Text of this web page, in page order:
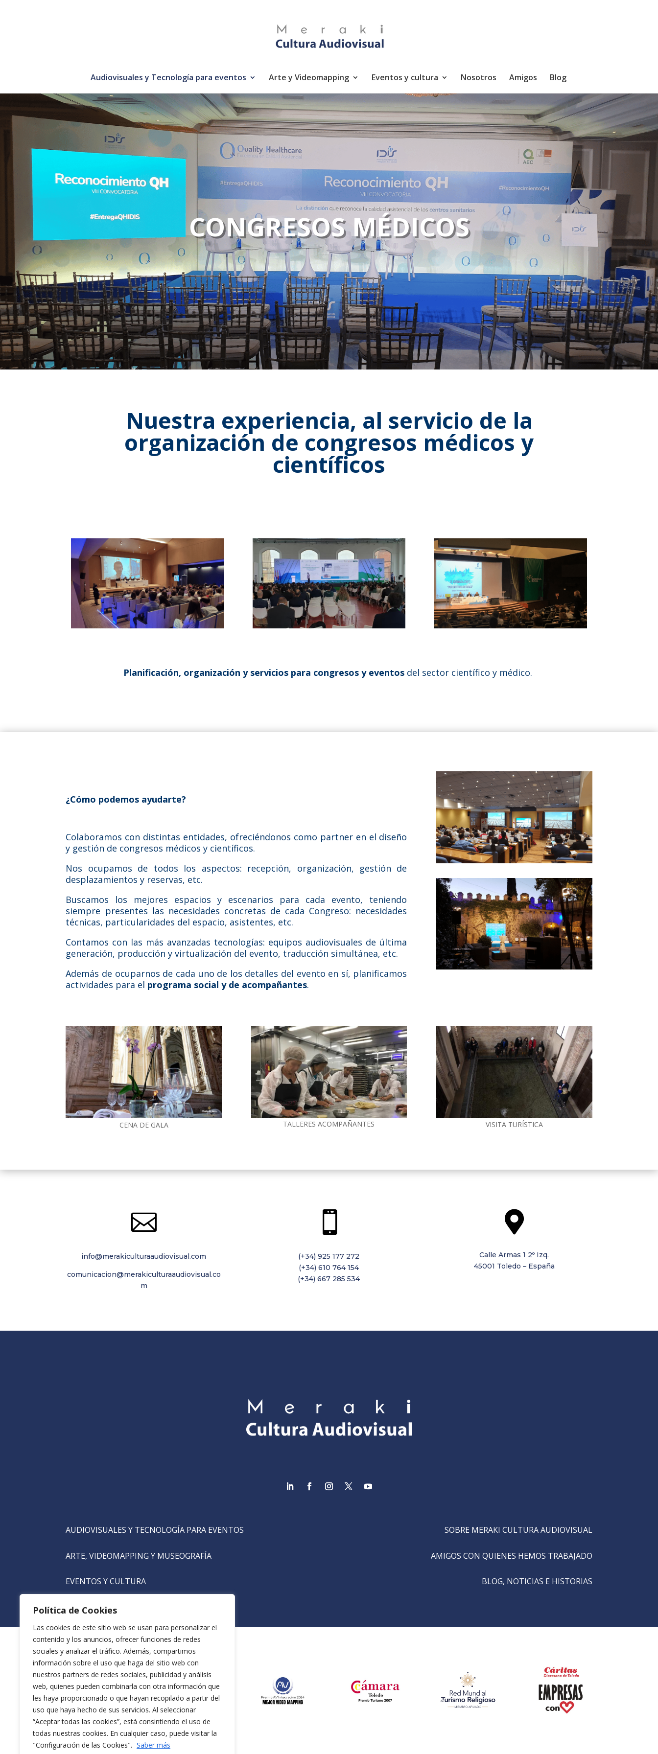
Política de Cookies
Las cookies de este sitio web se usan para personalizar el
contenido y los anuncios, ofrecer funciones de redes
sociales y analizar el tráfico. Además, compartimos
información sobre el uso que haga del sitio web con
nuestros partners de redes sociales, publicidad y análisis
web, quienes pueden combinarla con otra información que
les haya proporcionado o que hayan recopilado a partir del
uso que haya hecho de sus servicios. Al seleccionar
“Aceptar todas las cookies”, está consintiendo el uso de
todas nuestras cookies. En cualquier caso, puede visitar la
"Configuración de las Cookies". Saber más
Audiovisuales y Tecnología para eventos Arte y Videomapping Eventos y cultura Nosotros Amigos Blog
CONGRESOS MÉDICOS
Nuestra experiencia, al servicio de la
organización de congresos médicos y
científicos
Planificación, organización y servicios para congresos y eventos del sector científico y médico.
¿Cómo podemos ayudarte?
Colaboramos con distintas entidades, ofreciéndonos como partner en el diseño
y gestión de congresos médicos y científicos.
Nos ocupamos de todos los aspectos: recepción, organización, gestión de
desplazamientos y reservas, etc.
Buscamos los mejores espacios y escenarios para cada evento, teniendo
siempre presentes las necesidades concretas de cada Congreso: necesidades
técnicas, particularidades del espacio, asistentes, etc.
Contamos con las más avanzadas tecnologías: equipos audiovisuales de última
generación, producción y virtualización del evento, traducción simultánea, etc.
Además de ocuparnos de cada uno de los detalles del evento en sí, planificamos
actividades para el programa social y de acompañantes.
CENA DE GALA TALLERES ACOMPAÑANTES VISITA TURÍSTICA

info@merakiculturaaudiovisual.com
comunicacion@merakiculturaaudiovisual.co
m

(+34) 925 177 272
(+34) 610 764 154
(+34) 667 285 534

Calle Armas 1 2º Izq.
45001 Toledo – España
AUDIOVISUALES Y TECNOLOGÍA PARA EVENTOS
ARTE, VIDEOMAPPING Y MUSEOGRAFÍA
EVENTOS Y CULTURA
SOBRE MERAKI CULTURA AUDIOVISUAL
AMIGOS CON QUIENES HEMOS TRABAJADO
BLOG, NOTICIAS E HISTORIAS